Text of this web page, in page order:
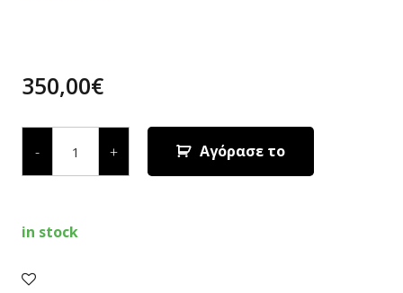
350,00€
-
HS
ΒΕΝΖΙΝΟΚΙΝΗΤΟ
ΨΑΛΙΔΙ
+ Αγόρασε το
in stock